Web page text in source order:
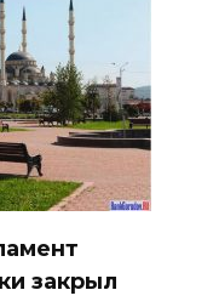
закрыл